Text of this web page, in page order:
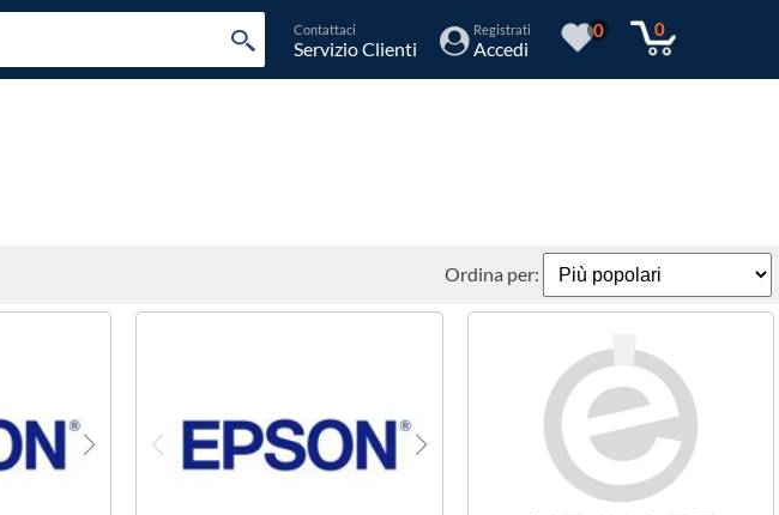
Contattaci
Servizio Clienti
Registrati
Accedi
0 0
Ordina per: